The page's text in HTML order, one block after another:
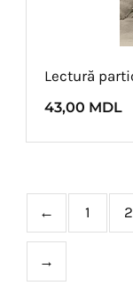
Lectură
43,00 MDL
← 1 2
→